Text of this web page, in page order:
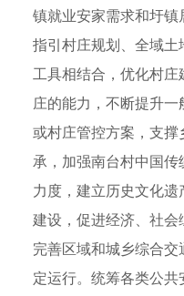
镇就业安家需求和圩
指引村庄规划、全域
工具相结合，优化村
庄的能力，不断提升
或村庄管控方案，支
承，加强南台村中国
力度，建立历史文化
建设，促进经济、社
完善区域和城乡综合
定运行。统筹各类公